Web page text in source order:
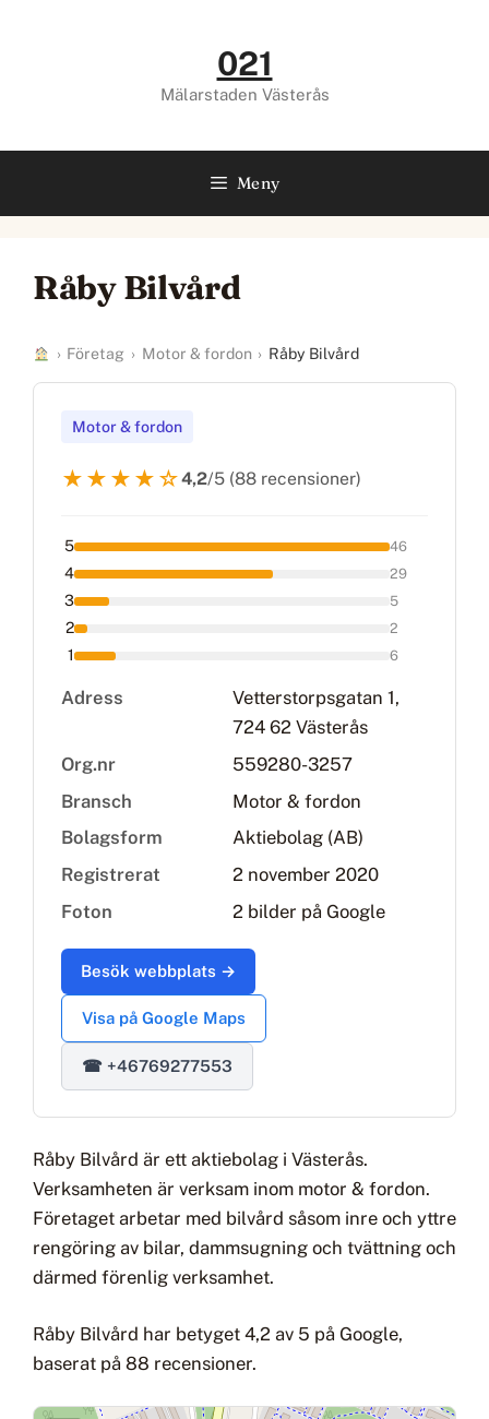
021
Mälarstaden Västerås
Meny
Råby Bilvård
› Företag › Motor & fordon › Råby Bilvård
Motor & fordon
★★★★☆4,2/5 (88 recensioner)
5 46
4 29
3 5
2 2
1 6
Adress
Vetterstorpsgatan 1,
724 62 Västerås
Org.nr
559280-3257
Bransch
Motor & fordon
Bolagsform
Aktiebolag (AB)
Registrerat
2 november 2020
Foton
2 bilder på Google
Besök webbplats →
Visa på Google Maps
☎ +46769277553
Råby Bilvård är ett aktiebolag i Västerås.
Verksamheten är verksam inom motor & fordon.
Företaget arbetar med bilvård såsom inre och yttre
rengöring av bilar, dammsugning och tvättning och
därmed förenlig verksamhet.
Råby Bilvård har betyget 4,2 av 5 på Google,
baserat på 88 recensioner.